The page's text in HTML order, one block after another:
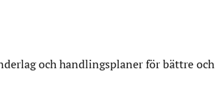
och handlingsplaner för bättre och